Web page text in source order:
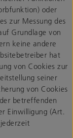
oder
zur Messung des
Grundlage von
keine andere
hat
von Cookies zur
seiner
von Cookies
betreffenden
Einwilligung (Art.